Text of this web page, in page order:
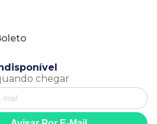
chegar